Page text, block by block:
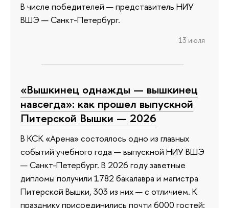
В числе победителей — представитель НИУ
ВШЭ — Санкт-Петербург.
13 июля
«Вышкинец однажды — вышкинец
навсегда»: как прошел выпускной
Питерской Вышки — 2026
В КСК «Арена» состоялось одно из главных
событий учебного года — выпускной НИУ ВШЭ
— Санкт-Петербург. В 2026 году заветные
дипломы получили 1782 бакалавра и магистра
Питерской Вышки, 303 из них — с отличием. К
празднику присоединились почти 6000 гостей: